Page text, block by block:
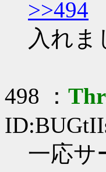
>>494
入れ
498 ：
一応サ